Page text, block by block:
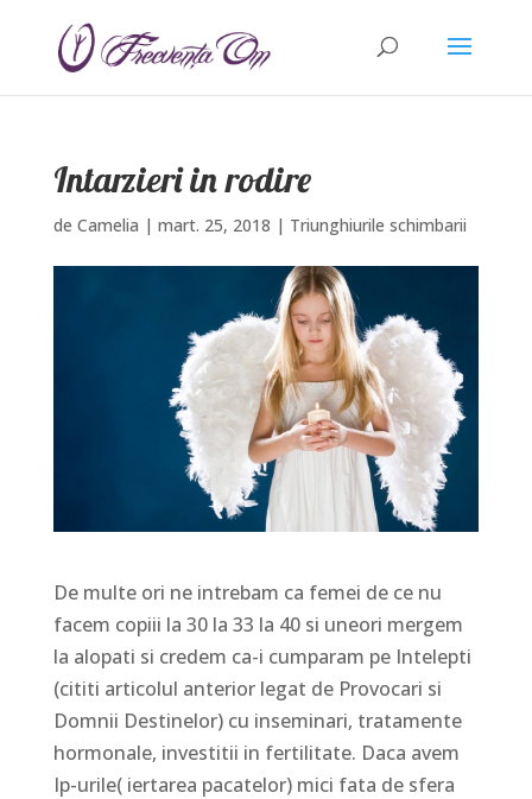
Intarzieri in rodire
de Camelia | mart. 25, 2018 | Triunghiurile schimbarii
De multe ori ne intrebam ca femei de ce nu
facem copiii la 30 la 33 la 40 si uneori mergem
la alopati si credem ca-i cumparam pe Intelepti
(cititi articolul anterior legat de Provocari si
Domnii Destinelor) cu inseminari, tratamente
hormonale, investitii in fertilitate. Daca avem
Ip-urile( iertarea pacatelor) mici fata de sfera